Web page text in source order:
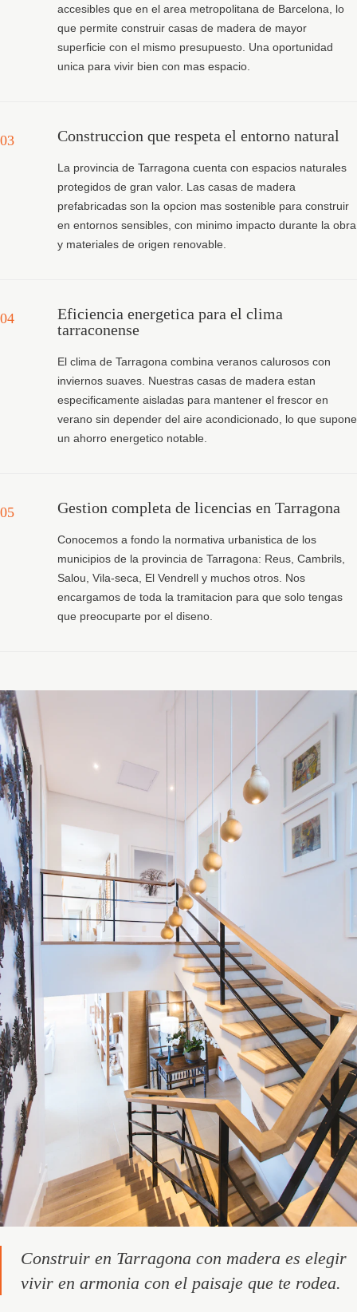
accesibles que en el area metropolitana de Barcelona, lo
que permite construir casas de madera de mayor
superficie con el mismo presupuesto. Una oportunidad
unica para vivir bien con mas espacio.
03 Construccion que respeta el entorno natural
La provincia de Tarragona cuenta con espacios naturales
protegidos de gran valor. Las casas de madera
prefabricadas son la opcion mas sostenible para construir
en entornos sensibles, con minimo impacto durante la obra
y materiales de origen renovable.
04
Eficiencia energetica para el clima
tarraconense
El clima de Tarragona combina veranos calurosos con
inviernos suaves. Nuestras casas de madera estan
especificamente aisladas para mantener el frescor en
verano sin depender del aire acondicionado, lo que supone
un ahorro energetico notable.
05 Gestion completa de licencias en Tarragona
Conocemos a fondo la normativa urbanistica de los
municipios de la provincia de Tarragona: Reus, Cambrils,
Salou, Vila-seca, El Vendrell y muchos otros. Nos
encargamos de toda la tramitacion para que solo tengas
que preocuparte por el diseno.
Construir en Tarragona con madera es elegir
vivir en armonia con el paisaje que te rodea.